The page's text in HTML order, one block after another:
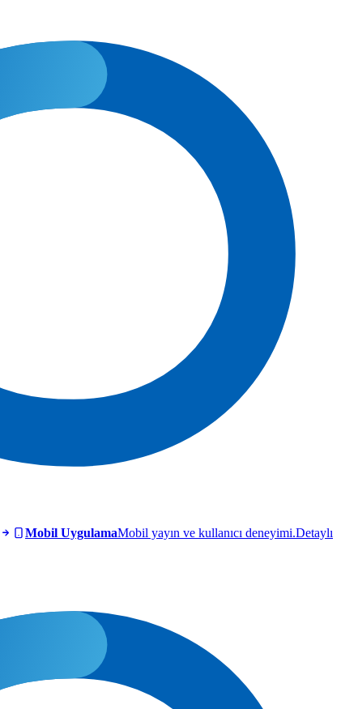
Mobil UygulamaMobil yayın ve kullanıcı deneyimi.Detaylı